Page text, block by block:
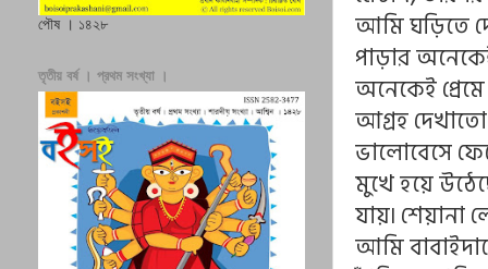
আমি ঘড়িতে
পাড়ার
অনেকেই
আগ্রহ
ভালোবেসে
মুখে হয়ে
যায়৷ শেয়ানা
আমি
পৌষ । ১৪২৮
তৃতীয় বর্ষ । প্রথম সংখ্যা ।